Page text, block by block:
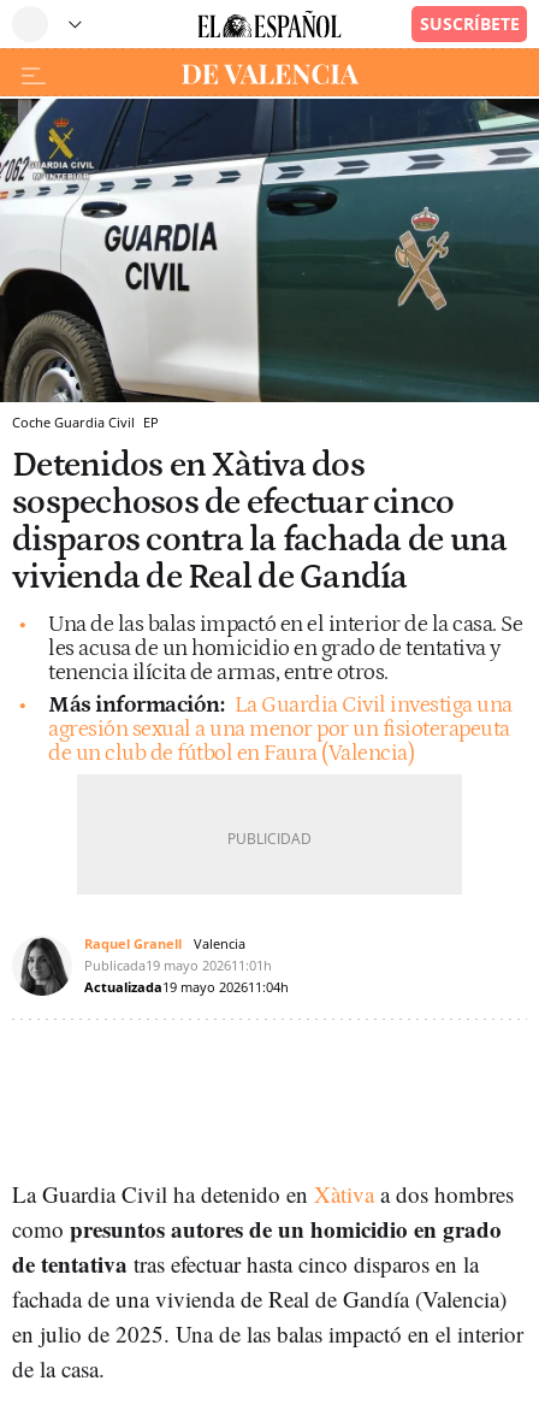
Coche Guardia Civil EP
Detenidos en Xàtiva dos
sospechosos de efectuar cinco
disparos contra la fachada de una
vivienda de Real de Gandía
Una de las balas impactó en el interior de la casa. Se
les acusa de un homicidio en grado de tentativa y
tenencia ilícita de armas, entre otros.
Más información: La Guardia Civil investiga una
agresión sexual a una menor por un fisioterapeuta
de un club de fútbol en Faura (Valencia)
Raquel Granell
Valencia
Publicada19 mayo 202611:01h
Actualizada19 mayo 202611:04h
La Guardia Civil ha detenido en Xàtivaa dos hombres
como presuntos autores de un homicidio en grado
de tentativa tras efectuar hasta cinco disparos en la
fachada de una vivienda de Real de Gandía (Valencia)
en julio de 2025. Una de las balas impactó en el interior
de la casa.